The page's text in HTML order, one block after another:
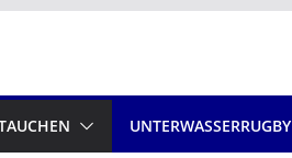
UNTERWASSERRUGBY